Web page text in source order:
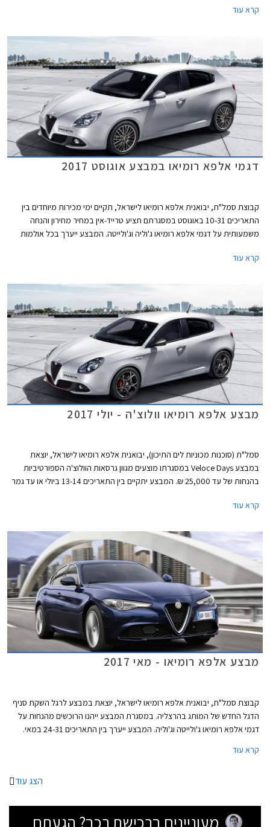
קרא עוד
דגמי אלפא רומיאו במבצע אוגוסט 2017
קבוצת סמל"ת, יבואנית אלפא רומיאו לישראל, תקיים ימי מכירות מיוחדים בין
התאריכים 10-31 באוגוסט במסגרתם תציע טרייד-אין במחיר מחירון והנחה
משמעותית על דגמי אלפא רומיאו ג'וליה וג'ולייטה. המבצע ייערך בכל אולמות
קרא עוד
מבצע אלפא רומיאו וולוצ'ה - יולי 2017
סמל"ת (סוכנות מכוניות לים התיכון), יבואנית אלפא רומיאו לישראל, יוצאת
במבצע Veloce Days במסגרתו מוצעים מגוון גרסאות הוולוצ'ה הספורטיביות
בהנחות של עד 25,000 ₪. המבצע יתקיים בין התאריכים 13-14 ביולי או עד גמר
קרא עוד
מבצע אלפא רומיאו - מאי 2017
קבוצת סמל"ת, יבואנית אלפא רומיאו לישראל, יוצאת במבצע לרגל השקת סניף
הדגל החדש של המותג בהרצליה. במסגרת המבצע ייהנו הרוכשים מהנחות על
דגמי אלפא רומיאו ג'ולייטה וג'וליה. המבצע ייערך בין התאריכים 24-31 במאי.
קרא עוד
הצג עוד
מעוניינים ברכישת רכב? הגעתם